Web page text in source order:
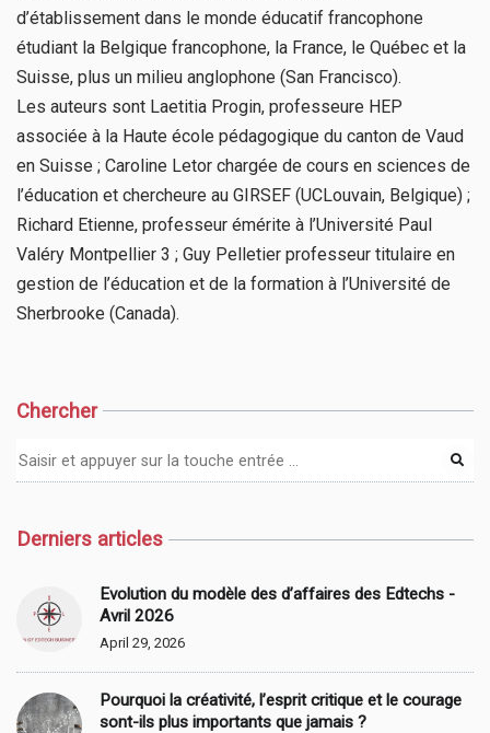
d’établissement dans le monde éducatif francophone
étudiant la Belgique francophone, la France, le Québec et la
Suisse, plus un milieu anglophone (San Francisco).
Les auteurs sont Laetitia Progin, professeure HEP
associée à la Haute école pédagogique du canton de Vaud
en Suisse ; Caroline Letor chargée de cours en sciences de
l’éducation et chercheure au GIRSEF (UCLouvain, Belgique) ;
Richard Etienne, professeur émérite à l’Université Paul
Valéry Montpellier 3 ; Guy Pelletier professeur titulaire en
gestion de l’éducation et de la formation à l’Université de
Sherbrooke (Canada).
Chercher
Derniers articles
Evolution du modèle des d’affaires des Edtechs -
Avril 2026
April 29, 2026
Pourquoi la créativité, l’esprit critique et le courage
sont-ils plus importants que jamais ?